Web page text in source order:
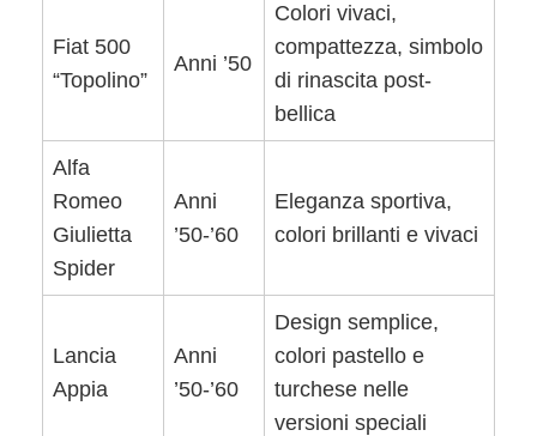
Fiat 500
“Topolino”
Anni ’50
Colori vivaci,
compattezza, simbolo
di rinascita post-
bellica
Alfa
Romeo
Giulietta
Spider
Anni
’50-’60
Eleganza sportiva,
colori brillanti e vivaci
Lancia
Appia
Anni
’50-’60
Design semplice,
colori pastello e
turchese nelle
versioni speciali